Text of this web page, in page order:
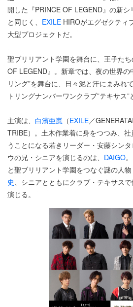
開した『PRINCE OF LEGEND』の新シ
と同じく、 EXILE HIROがエグゼクティ
大型プロジェクトだ。
聖ブリリアント学園を舞台に、王子た
OF LEGEND』。新章では、夜の世界の
リング”を舞台に、日々泥と汗にまみれ
トリングナンバーワンクラブ”テキサス”
主演は、 白濱亜嵐 （EXILE／
TRIBE）。土木作業着に身をつつみ、
うことになる若きリーダー・安藤シン
ウの兄・シニアを演じるのは、 DAIGO
と聖ブリリアント学園をつなぐ謎の人
史、シニアとともにクラブ・テキサス
演じる。